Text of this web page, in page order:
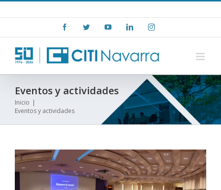
to
FacebookTwitter YouTubeLinkedInInstagram
Eventos y actividades
Inicio |
Eventos y actividades